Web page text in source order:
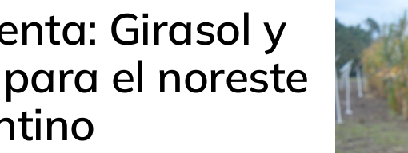
Girasol y
el noreste